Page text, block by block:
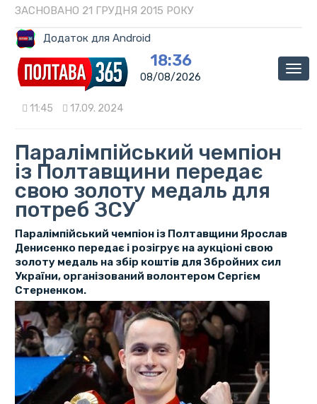
ЗАСНОВАНО 21 ГРУДНЯ 2015 РОКУ
Додаток для Android
18:36
08/08/2026
11:45 17.09. 2024
Паралімпійський чемпіон
із Полтавщини передає
свою золоту медаль для
потреб ЗСУ
Паралімпійський чемпіон із Полтавщини Ярослав
Денисенко передає і розігрує на аукціоні свою
золоту медаль на збір коштів для Збройних сил
України, організований волонтером Сергієм
Стерненком.